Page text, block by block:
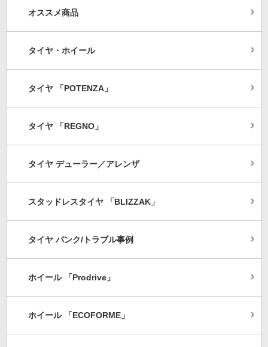
オススメ商品
タイヤ・ホイール
タイヤ 「POTENZA」
タイヤ 「REGNO」
タイヤ デューラー／アレンザ
スタッドレスタイヤ 「BLIZZAK」
タイヤ パンク/トラブル事例
ホイール 「Prodrive」
ホイール 「ECOFORME」